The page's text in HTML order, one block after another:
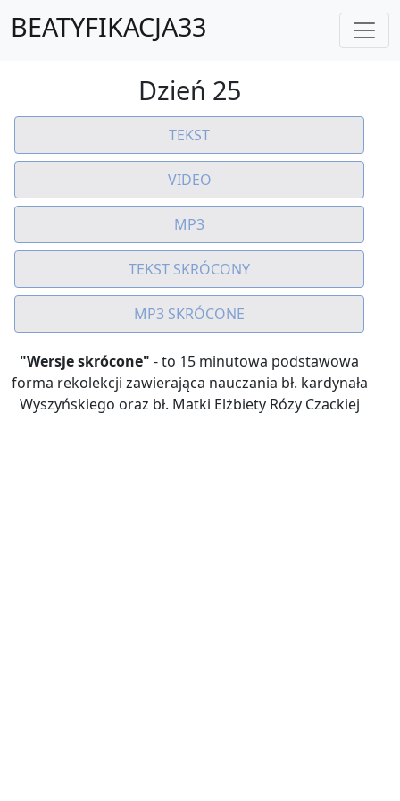
BEATYFIKACJA33
Dzień 25
TEKST
VIDEO
MP3
TEKST SKRÓCONY
MP3 SKRÓCONE
"Wersje skrócone" - to 15 minutowa podstawowa
forma rekolekcji zawierająca nauczania bł. kardynała
Wyszyńskiego oraz bł. Matki Elżbiety Rózy Czackiej